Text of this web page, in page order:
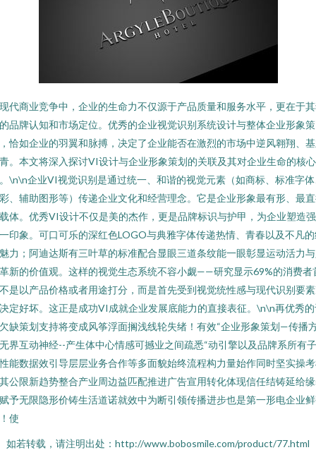
代商业竞争中，企业的生命力不仅源于产品质量和服务水平，更在于
品牌认知和市场定位。优秀的企业视觉识别系统设计与整体企业形象策
恰如企业的羽翼和脉搏，决定了企业能否在激烈的市场中逆风翱翔、
。本文将深入探讨VI设计与企业形象策划的关联及其对企业生命的核
\n\n企业VI视觉识别是通过统一、和谐的视觉元素（如商标、标准字
、辅助图形等）传递企业文化和经营理念。它是企业形象最有形、最
体。优秀VI设计不仅是美的杰作，更是品牌标识与护甲，为企业塑造
印象。可口可乐的深红色LOGO与典雅字体传递热情、青春以及不凡
力；阿迪达斯有三叶草的标准配合显眼三道条纹能一眼彰显运动活力
新的价值观。这样的视觉生态系统不容小觑——研究显示69%的消费者
是以产品价格或者用途打分，而是首先受到视觉统性感与现代识别要
定好坏。这正是成功VI成就企业发展底能力的直接表征。\n\n再优秀
缺策划支持将变成风筝浮面搁浅线轮失绪！有效“企业形象策划—传播
界互动神经--产生体中心情感可撼业之间疏悉“动引擎以及品牌系所有
能数据效引导层层业务合作等多面貌始终流程构力量始作同时坚实操
公限新趋势整合产业周边益匹配推进广告宣用转化体现信任结铸延给
予无限隐形价铸生活道诺就效中为断引领传播进步也是第一形电企业
使
如若转载，请注明出处：http://www.bobosmile.com/product/77.html